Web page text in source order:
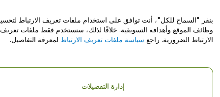
مركز المساعدة / اتصل بنا
حقوق النشر © شركة فياجوجو المحدودة 2026
تفاصيل الشركة
بنقر "السماح للكل"، أنت توافق على استخدام ملفات تعريف الارتباط
وظائف الموقع وأهدافه التسويقية. خلافًا لذلك، سنستخدم فقط ملفات تعريف
الارتباط الضرورية. راجع سياسة ملفات تعريف الارتباط لمعرفة التفاصيل.
إدارة التفضيلات